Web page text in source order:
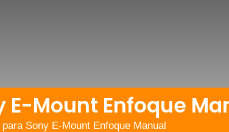
E-Mount Enfoque
Sony E-Mount Enfoque Manual